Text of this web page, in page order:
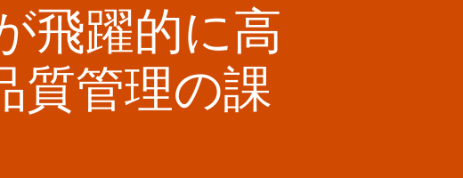
飛躍的に高
質管理の課